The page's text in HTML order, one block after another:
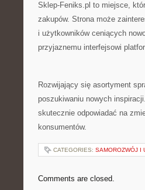
Sklep-Feniks.pl to miejsce,
zakupów. Strona może
i użytkowników ceniących
przyjaznemu interfejsowi
Rozwijający się asortyment
poszukiwaniu nowych
skutecznie odpowiadać na
konsumentów.
CATEGORIES: SAMOROZWÓJ I
Comments are closed.